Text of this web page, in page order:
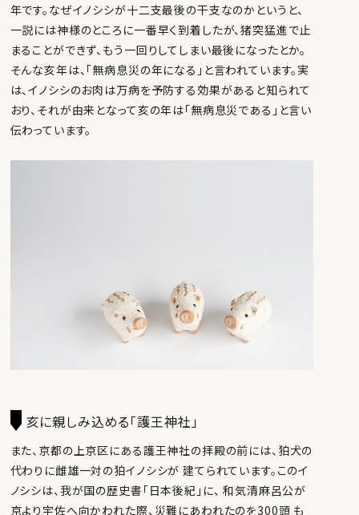
年です。なぜイノシシが十二支最後の干支なのかというと、
一説には神様のところに一番早く到着したが、猪突猛進で止
まることができず、もう一回りしてしまい最後になったとか。
そんな亥年は、「無病息災の年になる」と言われています。実
は、イノシシのお肉は万病を予防する効果があると知られて
おり、 それが由来となって亥の年は「無病息災である」と言い
伝わっています。
亥に親しみ込める「護王神社」
また、京都の上京区にある護王神社の拝殿の前には、狛犬の
代わりに雌雄一対の狛イノシシが 建てられています。このイ
ノシシは、我が国の歴史書「日本後紀」に、 和気清麻呂公が
京より宇佐へ向かわれた際、災難にあわれたのを300頭 も